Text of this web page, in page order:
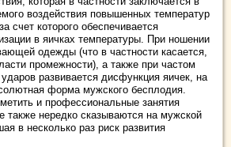
воздействия повышенных температур
счет которого обеспечивается
в яичках температуры. При ношении
одежды (что в частности касается,
промежности), а также при частом
развивается дисфункция яичек, на
форма мужского бесплодия.
и профессиональные занятия
также нередко сказываются на мужской
в несколько раз риск развития